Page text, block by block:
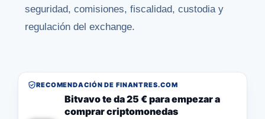
seguridad, comisiones, fiscalidad, custodia y
regulación del exchange.
RECOMENDACIÓN DE FINANTRES.COM
Bitvavo te da 25 € para empezar a
comprar criptomonedas